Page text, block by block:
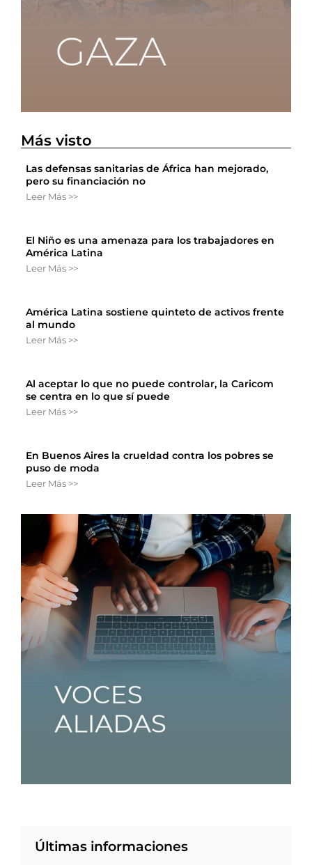
Más visto
Las defensas sanitarias de África han mejorado,
pero su financiación no
Leer Más >>
El Niño es una amenaza para los trabajadores en
América Latina
Leer Más >>
América Latina sostiene quinteto de activos frente
al mundo
Leer Más >>
Al aceptar lo que no puede controlar, la Caricom
se centra en lo que sí puede
Leer Más >>
En Buenos Aires la crueldad contra los pobres se
puso de moda
Leer Más >>
Últimas informaciones